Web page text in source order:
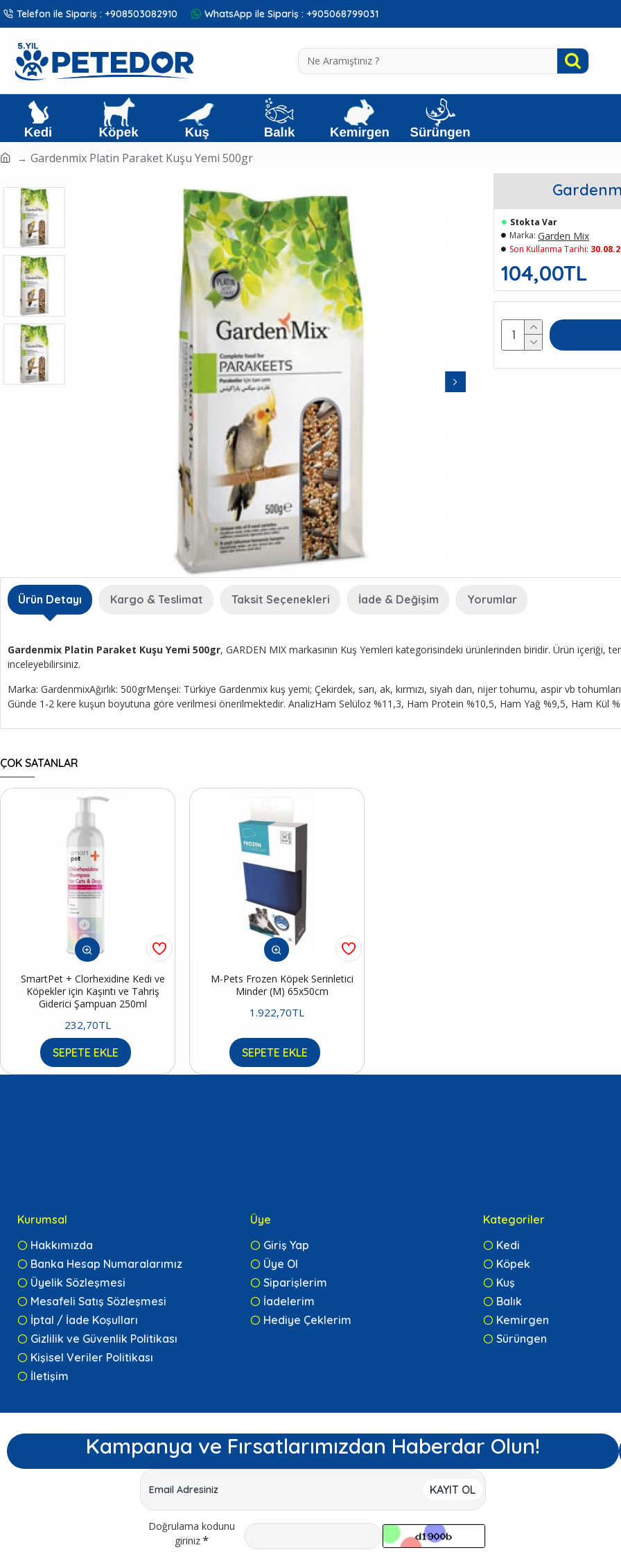
Telefon ile Sipariş : +908503082910 WhatsApp ile Sipariş : +905068799031
Gardenmix Platin Paraket Kuşu Yemi 500gr
104,00TL
Stokta Var
Marka: Garden Mix
Son Kullanma Tarihi:
Ürün Detayı Kargo & Teslimat Taksit Seçenekleri İade & Değişim Yorumlar
Gardenmix Platin Paraket Kuşu Yemi 500gr, GARDEN MIX markasının Kuş Yemleri kategorisindeki ürünlerinden biridir. Ürün içeriği,
inceleyebilirsiniz.
Marka: GardenmixAğırlık: 500grMenşei: Türkiye Gardenmix kuş yemi; Çekirdek, sarı, ak, kırmızı, siyah darı, nijer tohumu, aspir vb
Günde 1-2 kere kuşun boyutuna göre verilmesi önerilmektedir. AnalizHam Selüloz %11,3, Ham Protein %10,5, Ham Yağ %9,5, Ham Kül
ÇOK SATANLAR
SmartPet + Clorhexidine Kedi ve
Köpekler için Kaşıntı ve Tahriş
Giderici Şampuan 250ml
232,70TL
SEPETE EKLE
M-Pets Frozen Köpek Serinletici
Minder (M) 65x50cm
1.922,70TL
SEPETE EKLE
Kurumsal
Hakkımızda
Banka Hesap Numaralarımız
Üyelik Sözleşmesi
Mesafeli Satış Sözleşmesi
İptal / İade Koşulları
Gizlilik ve Güvenlik Politikası
Kişisel Veriler Politikası
İletişim
Üye
Giriş Yap
Üye Ol
Siparişlerim
İadelerim
Hediye Çeklerim
Kategoriler
Kedi
Köpek
Kuş
Balık
Kemirgen
Sürüngen
Kampanya ve Fırsatlarımızdan Haberdar Olun!
KAYIT OL
Doğrulama kodunu
giriniz